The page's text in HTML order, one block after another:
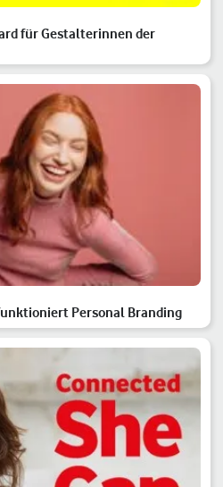
für Gestalterinnen der
Personal Branding